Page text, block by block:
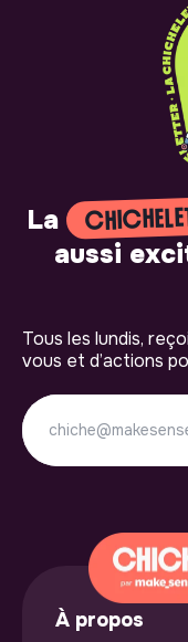
La
aussi
Tous les lundis,
vous et d’actions
À propos